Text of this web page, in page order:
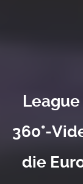
360°-
die